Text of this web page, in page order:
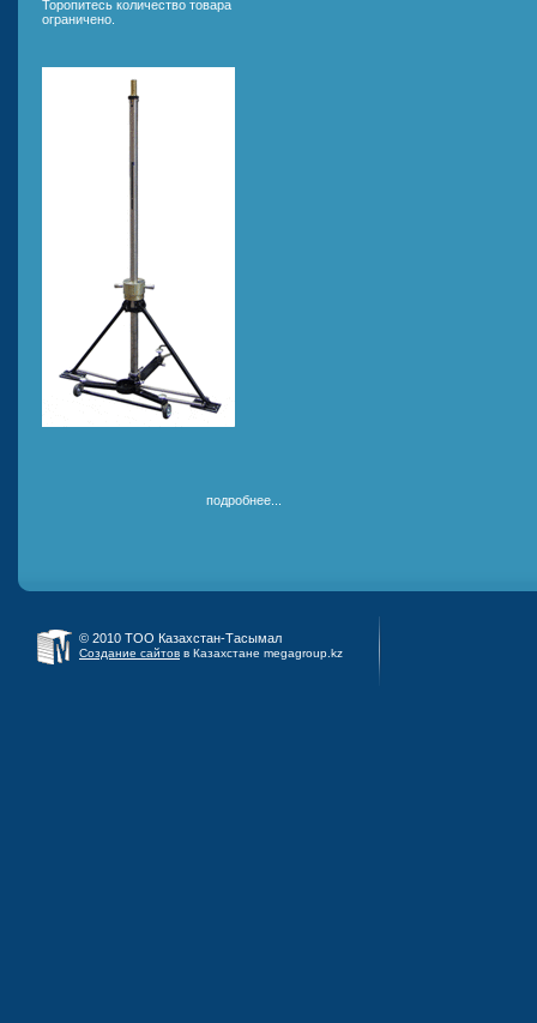
Торопитесь количество товара
ограничено.
подробнее...
© 2010 ТОО Казахстан-Тасымал
Создание сайтов в Казахстане megagroup.kz